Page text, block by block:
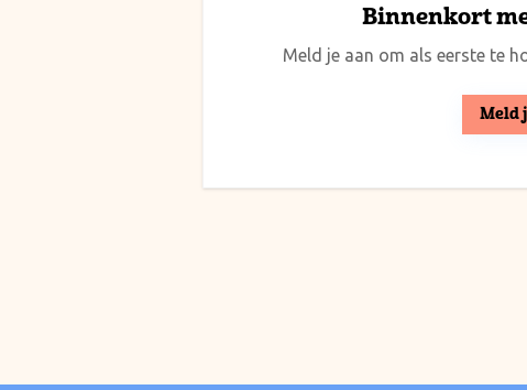
Binnenkort
Meld je aan om als eerste te
Meld